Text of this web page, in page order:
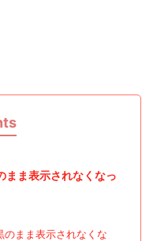
まま表示されなくなっ
のまま表示されなくな